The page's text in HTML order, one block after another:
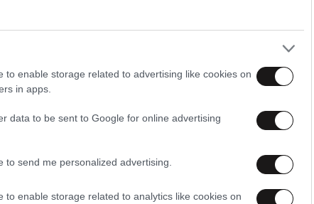
to enable storage related to advertising like cookies on
in apps.
data to be sent to Google for online advertising
to send me personalized advertising.
to enable storage related to analytics like cookies on